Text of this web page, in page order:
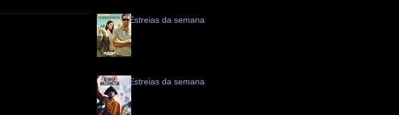
Estreias da semana
Estreias da semana